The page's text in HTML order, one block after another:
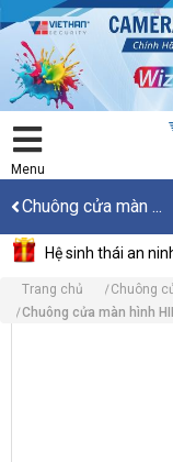
Menu
Chuông cửa màn ...
Hệ sinh thái an
Trang chủ Chuông
Chuông cửa màn hình